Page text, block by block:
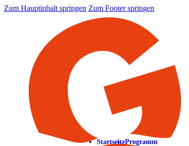
Zum Hauptinhalt springen Zum Footer springen
StartseiteProgramm